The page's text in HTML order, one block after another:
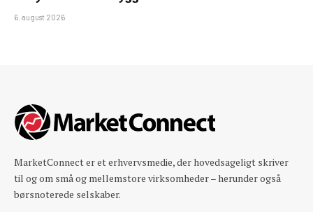
6. august 2026
MarketConnect er et erhvervsmedie, der hovedsageligt skriver
til og om små og mellemstore virksomheder – herunder også
børsnoterede selskaber.